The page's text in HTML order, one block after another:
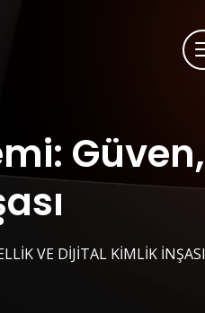
Güven,
VE DIJITAL KIMLIK İNŞASI